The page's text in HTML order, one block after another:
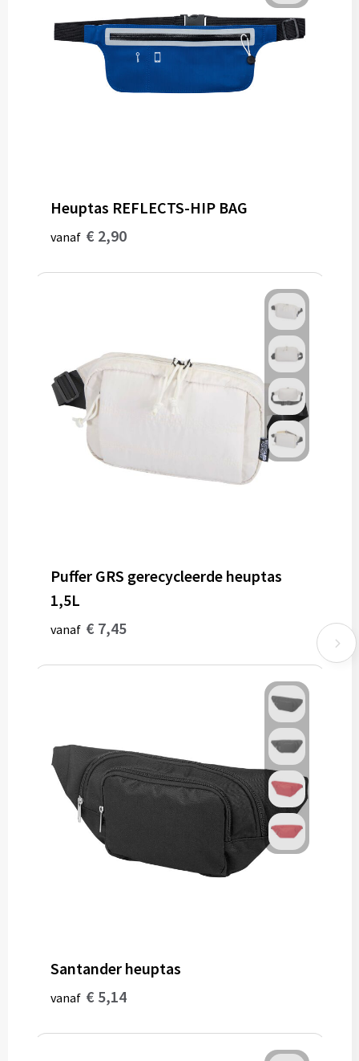
Persoonlijke verzorging
Pashouders
Heuptas REFLECTS-HIP BAG
vanaf € 2,90
Puffer GRS gerecycleerde heuptas
1,5L
vanaf € 7,45
Santander heuptas
vanaf € 5,14